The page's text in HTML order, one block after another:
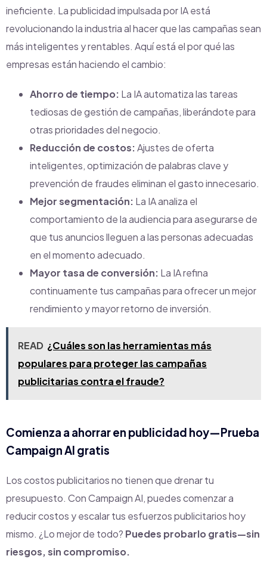
ineficiente. La publicidad impulsada por IA está
revolucionando la industria al hacer que las campañas sean
más inteligentes y rentables. Aquí está el por qué las
empresas están haciendo el cambio:
Ahorro de tiempo: La IA automatiza las tareas
tediosas de gestión de campañas, liberándote para
otras prioridades del negocio.
Reducción de costos:Ajustes de oferta
inteligentes, optimización de palabras clave y
prevención de fraudes eliminan el gasto innecesario.
Mejor segmentación: La IA analiza el
comportamiento de la audiencia para asegurarse de
que tus anuncios lleguen a las personas adecuadas
en el momento adecuado.
Mayor tasa de conversión: La IA refina
continuamente tus campañas para ofrecer un mejor
rendimiento y mayor retorno de inversión.
READ ¿Cuáles son las herramientas más
populares para proteger las campañas
publicitarias contra el fraude?
Comienza a ahorrar en publicidad hoy—Prueba
Campaign AI gratis
Los costos publicitarios no tienen que drenar tu
presupuesto. Con Campaign AI, puedes comenzar a
reducir costos y escalar tus esfuerzos publicitarios hoy
mismo. ¿Lo mejor de todo? Puedes probarlo gratis—sin
riesgos, sin compromiso.